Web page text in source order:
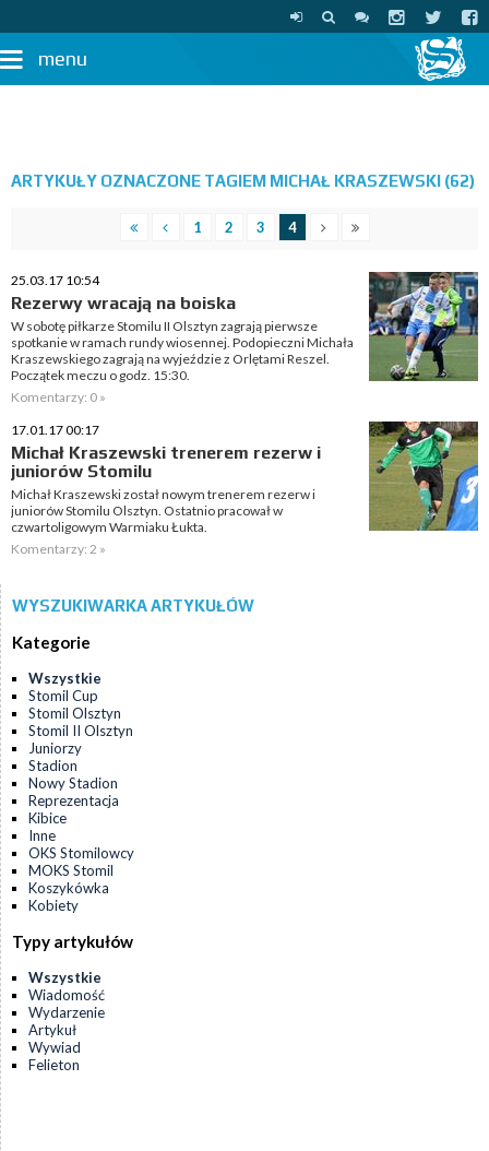
menu
ARTYKUŁY OZNACZONE TAGIEM MICHAŁ KRASZEWSKI (62)
1 2 3 4
25.03.17 10:54
Rezerwy wracają na boiska
W sobotę piłkarze Stomilu II Olsztyn zagrają pierwsze
spotkanie w ramach rundy wiosennej. Podopieczni Michała
Kraszewskiego zagrają na wyjeździe z Orlętami Reszel.
Początek meczu o godz. 15:30.
Komentarzy: 0 »
17.01.17 00:17
Michał Kraszewski trenerem rezerw i
juniorów Stomilu
Michał Kraszewski został nowym trenerem rezerw i
juniorów Stomilu Olsztyn. Ostatnio pracował w
czwartoligowym Warmiaku Łukta.
Komentarzy: 2 »
WYSZUKIWARKA ARTYKUŁÓW
Kategorie
Wszystkie
Stomil Cup
Stomil Olsztyn
Stomil II Olsztyn
Juniorzy
Stadion
Nowy Stadion
Reprezentacja
Kibice
Inne
OKS Stomilowcy
MOKS Stomil
Koszykówka
Kobiety
Typy artykułów
Wszystkie
Wiadomość
Wydarzenie
Artykuł
Wywiad
Felieton